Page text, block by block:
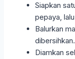
Siapkan
pepaya,
Balurkan
dibersihkan.
Diamkan